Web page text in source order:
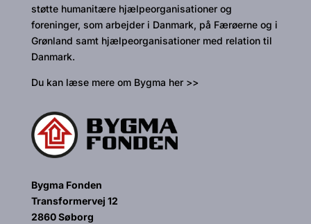
støtte humanitære hjælpeorganisationer og
foreninger, som arbejder i Danmark, på Færøerne og i
Grønland samt hjælpeorganisationer med relation til
Danmark.
Du kan læse mere om Bygma her >>
Bygma Fonden
Transformervej 12
2860 Søborg